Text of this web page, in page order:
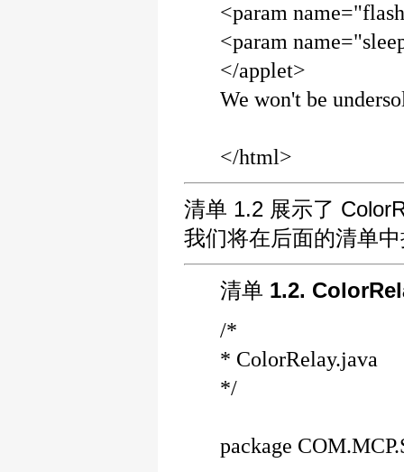
<param
<param
</applet>
We won't be
</html>
清单 1.2 展示了
我们将在后面的清单
清单 1.2.
/*
* ColorRelay.java
*/
package